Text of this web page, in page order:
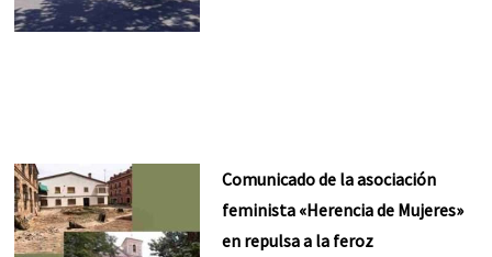
Comunicado de la asociación
feminista «Herencia de Mujeres»
en repulsa a la feroz